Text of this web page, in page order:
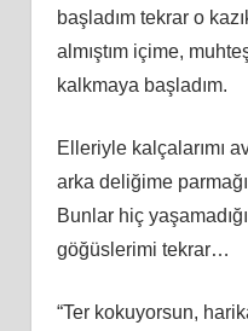
başladım tekrar o
almıştım içime,
kalkmaya başladım.
Elleriyle kalçalarımı
arka deliğime
Bunlar hiç
göğüslerimi tekrar…
“Ter kokuyorsun,